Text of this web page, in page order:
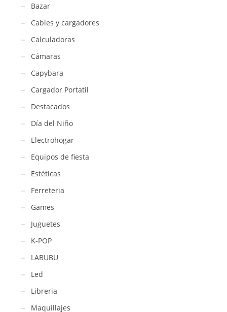
Bazar
Cables y cargadores
Calculadoras
Cámaras
Capybara
Cargador Portatil
Destacados
Día del Niño
Electrohogar
Equipos de fiesta
Estéticas
Ferreteria
Games
Juguetes
K-POP
LABUBU
Led
Libreria
Maquillajes